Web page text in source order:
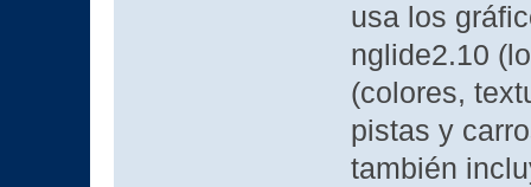
usa los
nglide2.10
(colores,
pistas y
también